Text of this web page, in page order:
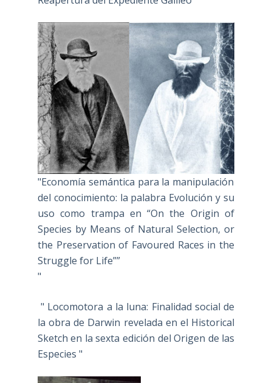
"Economía semántica para la manipulación
del conocimiento: la palabra Evolución y su
uso como trampa en “On the Origin of
Species by Means of Natural Selection, or
the Preservation of Favoured Races in the
Struggle for Life””
"
" Locomotora a la luna: Finalidad social de
la obra de Darwin revelada en el Historical
Sketch en la sexta edición del Origen de las
Especies "